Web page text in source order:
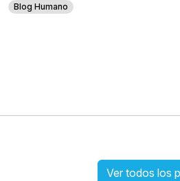
Blog Humano
Ver todos los